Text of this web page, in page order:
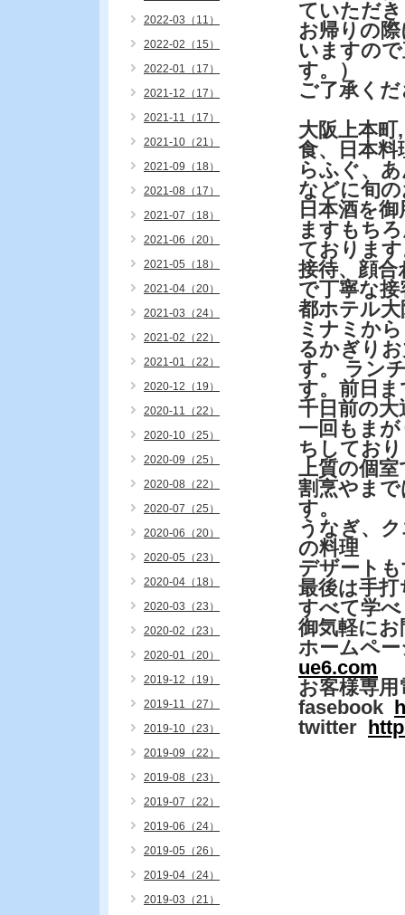
ていただ
お帰りの
いますの
す。）
ご了承く
大阪上本
食、日本
らふぐ、
などに旬
日本酒を
ますもち
ておりま
接待、顔
で丁寧な
都ホテル
ミナミか
るかぎり
す。 ラン
す。前日
千日前の
一回もま
ちしてお
上質の個
割烹やま
す。
うなぎ、
の料理
デザート
最後は手
すべて学
御気軽に
ホームペ
ue6.com
お客様専用
fasebook
twitter
2022-03（11）
2022-02（15）
2022-01（17）
2021-12（17）
2021-11（17）
2021-10（21）
2021-09（18）
2021-08（17）
2021-07（18）
2021-06（20）
2021-05（18）
2021-04（20）
2021-03（24）
2021-02（22）
2021-01（22）
2020-12（19）
2020-11（22）
2020-10（25）
2020-09（25）
2020-08（22）
2020-07（25）
2020-06（20）
2020-05（23）
2020-04（18）
2020-03（23）
2020-02（23）
2020-01（20）
2019-12（19）
2019-11（27）
2019-10（23）
2019-09（22）
2019-08（23）
2019-07（22）
2019-06（24）
2019-05（26）
2019-04（24）
2019-03（21）